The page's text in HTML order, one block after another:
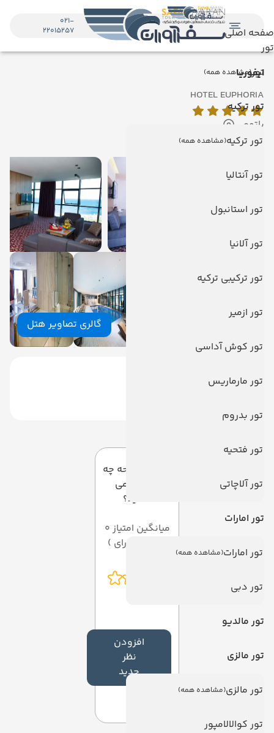
صفحه اصلی
تور
تور(مشاهده همه)
تور ترکیه
تور ترکیه(مشاهده همه)
تور آنتالیا
تور استانبول
تور آلانیا
تور ترکیبی ترکیه
تور ازمیر
تور کوش آداسی
تور مارماریس
تور بدروم
تور فتحیه
تور آلاچاتی
تور امارات
تور امارات(مشاهده همه)
تور دبی
تور مالدیو
تور مالزی
تور مالزی(مشاهده همه)
تور کوالالامپور
021-
22015257
ایفوریا
HOTEL EUPHORIA
باتومی
نمایش روی نقشه
گالری تصاویر هتل
به این صفحه چه
امتیازی می
دهید؟
میانگین امتیاز 0
افزودن
نظر
جدید